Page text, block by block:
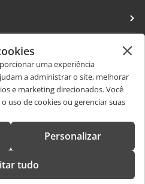
uma experiência
a administrar o site, melhorar
e marketing direcionados. Você
uso de cookies ou gerenciar suas
Personalizar
tudo